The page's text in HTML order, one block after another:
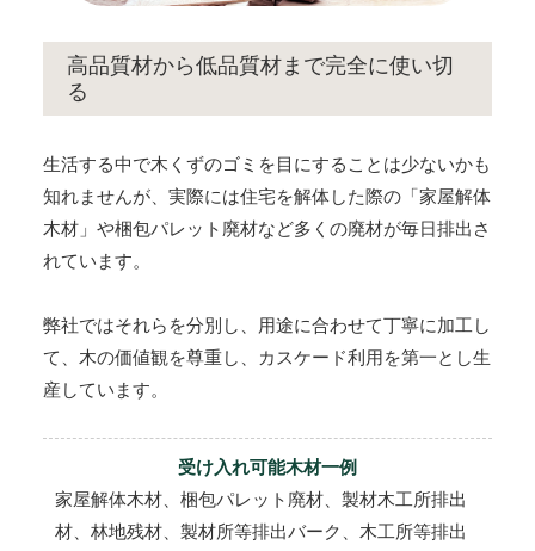
高品質材から低品質材まで完全に使い切
る
生活する中で木くずのゴミを目にすることは少ないかも
知れませんが、実際には住宅を解体した際の「家屋解体
木材」や梱包パレット廃材など多くの廃材が毎日排出さ
れています。
弊社ではそれらを分別し、用途に合わせて丁寧に加工し
て、木の価値観を尊重し、カスケード利用を第一とし生
産しています。
受け入れ可能木材一例
家屋解体木材、梱包パレット廃材、製材木工所排出
材、林地残材、製材所等排出バーク、木工所等排出